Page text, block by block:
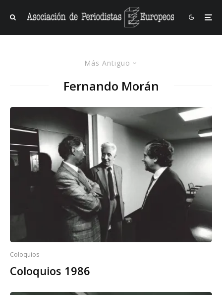
Más Antiguo
Fernando Morán
Coloquios
Coloquios 1986